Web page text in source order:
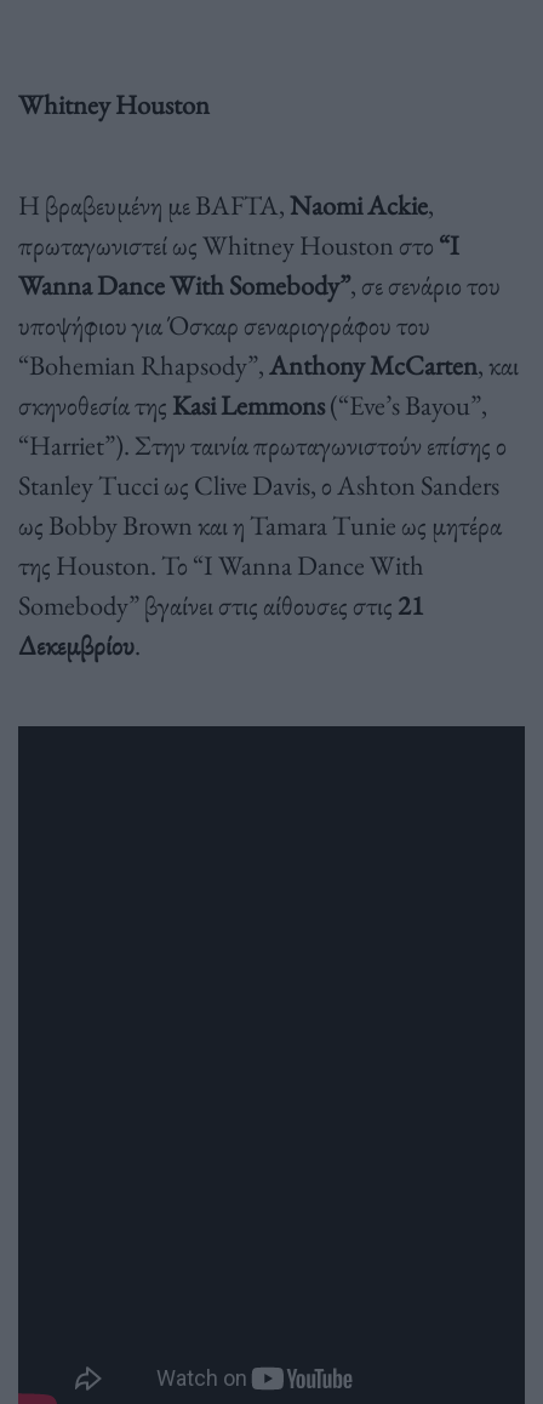
Whitney Houston
Η βραβευμένη με BAFTA,Naomi Ackie,
πρωταγωνιστεί ως Whitney Houston στο “I
Wanna Dance With Somebody”, σε σενάριο του
υποψήφιου για Όσκαρ σεναριογράφου του
“Bohemian Rhapsody”,Anthony McCarten, και
σκηνοθεσία της Kasi Lemmons(“Eve’s Bayou”,
“Harriet”). Στην ταινία πρωταγωνιστούν επίσης ο
Stanley Tucci ως Clive Davis, ο Ashton Sanders
ως Bobby Brown και η Tamara Tunie ως μητέρα
της Houston. Το “I Wanna Dance With
Somebody” βγαίνει στις αίθουσες στις 21
Δεκεμβρίου.